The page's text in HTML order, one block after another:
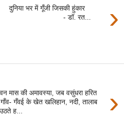
›
में गूँजी जिसकी हुंकार
रत...
›
मास की अमावस्या, जब वसुंधरा हरित
गँवई के खेत खलिहान, नदी, तालाब
ह...